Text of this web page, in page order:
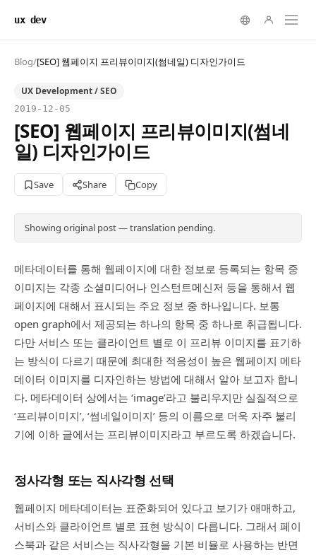
ux dev
Blog/[SEO] 웹페이지 프리뷰이미지(썸네일) 디자인가이드
UX Development / SEO
2019-12-05
[SEO] 웹페이지 프리뷰이미지(썸네
일) 디자인가이드
Save Share Copy
Showing original post — translation pending.
메타데이터를 통해 웹페이지에 대한 정보로 등록되는 항목 중
이미지는 각종 소셜미디어나 인스턴트메신저 등을 통해서 웹
페이지에 대해서 표시되는 주요 정보 중 하나입니다. 보통
open graph에서 제공되는 하나의 항목 중 하나로 취급됩니다.
다만 서비스 또는 클라이언트 별로 이 프리뷰 이미지를 표기하
는 방식이 다르기 때문에 최대한 적응성이 높은 웹페이지 메타
데이터 이미지를 디자인하는 방법에 대해서 알아 보고자 합니
다. 메타데이터 상에서는 ‘image’라고 불리우지만 실질적으로
‘프리뷰이미지’, ‘썸네일이미지’ 등의 이름으로 더욱 자주 불리
기에 이하 글에서는 프리뷰이미지라고 부르도록 하겠습니다.
정사각형 또는 직사각형 선택
웹페이지 메타데이터는 표준화되어 있다고 보기가 애매하고,
서비스와 클라이언트 별로 표현 방식이 다릅니다. 그래서 페이
스북과 같은 서비스는 직사각형을 기본 비율로 사용하는 반면